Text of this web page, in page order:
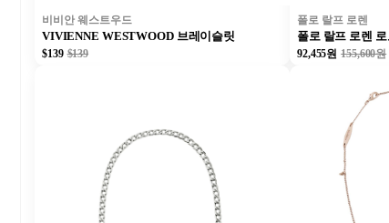
비비안 웨스트우드
VIVIENNE WESTWOOD 브레이슬릿
$139 $139
폴로 랄프 로렌
92,455원 155,600원